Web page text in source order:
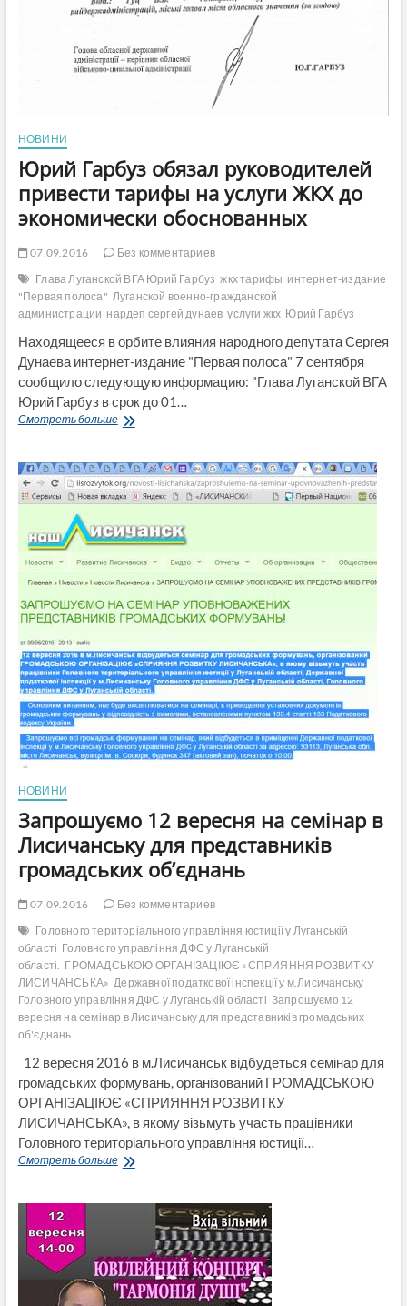
НОВИНИ
Юрий Гарбуз обязал руководителей
привести тарифы на услуги ЖКХ до
экономически обоснованных
07.09.2016
Без комментариев
Глава Луганской ВГА Юрий Гарбуз жкх тарифы интернет-издание
"Первая полоса" Луганской военно-гражданской
администрации нардеп сергей дунаев услуги жкх Юрий Гарбуз
Находящееся в орбите влияния народного депутата Сергея
Дунаева интернет-издание "Первая полоса" 7 сентября
сообщило следующую информацию: "Глава Луганской ВГА
Юрий Гарбуз в срок до 01…
Смотреть большеЮрий
руководителей
привести
тарифы
услуги
ЖКХ
до
экономически
обоснованных
НОВИНИ
Запрошуємо 12 вересня на семінар в
Лисичанську для представників
громадських об’єднань
07.09.2016
Без комментариев
Головного територіального управління юстиції у Луганській
області Головного управління ДФС у Луганській
області. ГРОМАДСЬКОЮ ОРГАНІЗАЦІЮЄ «СПРИЯННЯ РОЗВИТКУ
ЛИСИЧАНСЬКА» Державної податкової інспекції у м.Лисичанську
Головного управління ДФС у Луганській області Запрошуємо 12
вересня на семінар в Лисичанську для представників громадських
об'єднань
12 вересня 2016 в м.Лисичанськ відбудеться семінар для
громадських формувань, організований ГРОМАДСЬКОЮ
ОРГАНІЗАЦІЮЄ «СПРИЯННЯ РОЗВИТКУ
ЛИСИЧАНСЬКА», в якому візьмуть участь працівники
Головного територіального управління юстиції…
Смотреть большеЗапрошуємо
семінар
Лисичанську
для
представників